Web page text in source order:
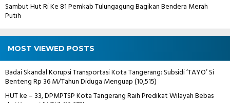
Sambut Hut Ri Ke 81 Pemkab Tulungagung Bagikan Bendera Merah
Putih
MOST VIEWED POSTS
Badai Skandal Korupsi Transportasi Kota Tangerang: Subsidi ‘TAYO’ Si
Benteng Rp 36 M/Tahun Diduga Menguap(10,515)
HUT ke – 33, DPMPTSP Kota Tangerang Raih Predikat Wilayah Bebas